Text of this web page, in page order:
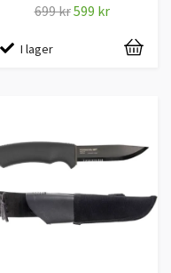
699 kr599 kr
I lager